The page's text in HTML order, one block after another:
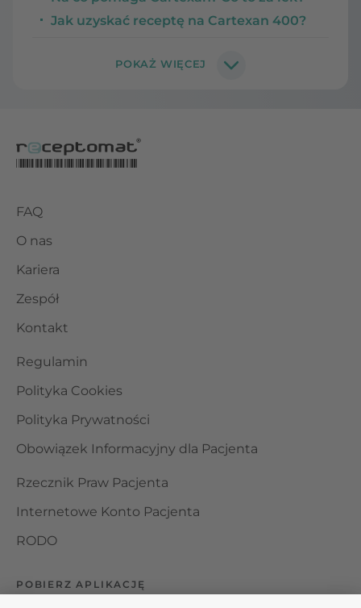
Jak uzyskać receptę na Cartexan 400?
FAQ
O nas
Kariera
Zespół
Kontakt
Regulamin
Polityka Cookies
Polityka Prywatności
Obowiązek Informacyjny dla Pacjenta
Rzecznik Praw Pacjenta
Internetowe Konto Pacjenta
RODO
POBIERZ APLIKACJĘ